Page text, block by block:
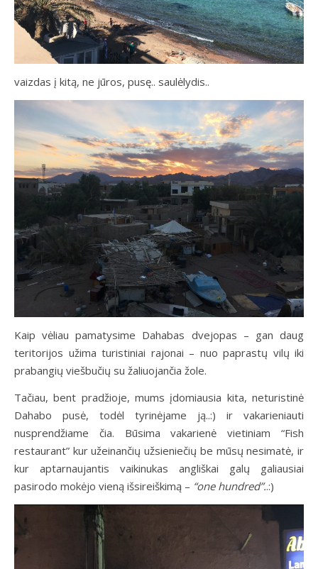
vaizdas į kitą, ne jūros, pusę.. saulėlydis..
Kaip vėliau pamatysime Dahabas dvejopas – gan daug
teritorijos užima turistiniai rajonai – nuo paprastų vilų iki
prabangių viešbučių su žaliuojančia žole.
Tačiau, bent pradžioje, mums įdomiausia kita, neturistinė
Dahabo pusė, todėl tyrinėjame ją..:) ir vakarieniauti
nusprendžiame čia. Būsima vakarienė vietiniam “Fish
restaurant” kur užeinančių užsieniečių be mūsų nesimatė, ir
kur aptarnaujantis vaikinukas angliškai galų galiausiai
pasirodo mokėjo vieną išsireiškimą – “one hundred”..:)